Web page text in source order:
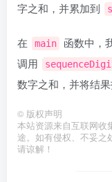
字之和，并累加到
在 main
函数中，
调用
数字之和，并将结果
© 版权声明
本站资源来自互联网收
途。如有侵权、不妥之
请谅解！